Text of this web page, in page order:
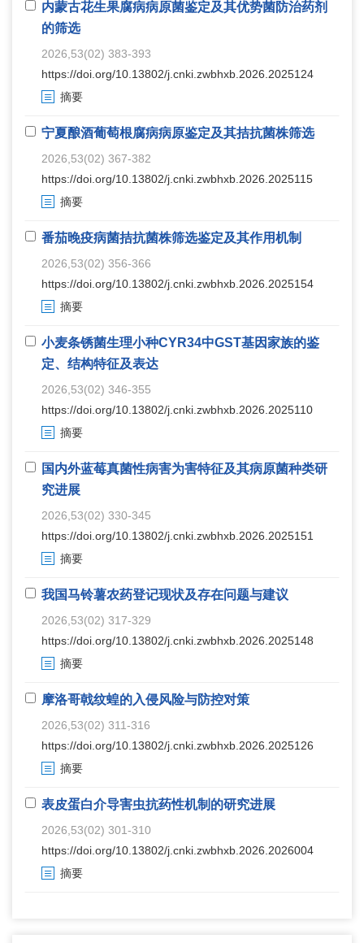
内蒙古花生果腐病病原菌鉴定及其优势菌防治药剂
的筛选
2026,53(02) 383-393
https://doi.org/10.13802/j.cnki.zwbhxb.2026.2025124
摘要
宁夏酿酒葡萄根腐病病原鉴定及其拮抗菌株筛选
2026,53(02) 367-382
https://doi.org/10.13802/j.cnki.zwbhxb.2026.2025115
摘要
番茄晚疫病菌拮抗菌株筛选鉴定及其作用机制
2026,53(02) 356-366
https://doi.org/10.13802/j.cnki.zwbhxb.2026.2025154
摘要
小麦条锈菌生理小种CYR34中GST基因家族的鉴
定、结构特征及表达
2026,53(02) 346-355
https://doi.org/10.13802/j.cnki.zwbhxb.2026.2025110
摘要
国内外蓝莓真菌性病害为害特征及其病原菌种类研
究进展
2026,53(02) 330-345
https://doi.org/10.13802/j.cnki.zwbhxb.2026.2025151
摘要
我国马铃薯农药登记现状及存在问题与建议
2026,53(02) 317-329
https://doi.org/10.13802/j.cnki.zwbhxb.2026.2025148
摘要
摩洛哥戟纹蝗的入侵风险与防控对策
2026,53(02) 311-316
https://doi.org/10.13802/j.cnki.zwbhxb.2026.2025126
摘要
表皮蛋白介导害虫抗药性机制的研究进展
2026,53(02) 301-310
https://doi.org/10.13802/j.cnki.zwbhxb.2026.2026004
摘要